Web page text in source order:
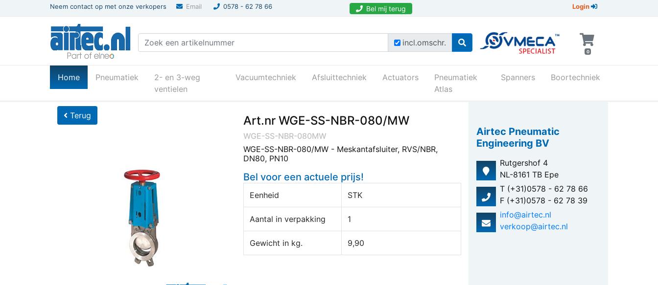
Neem contact op met onze verkopers Email 0578 - 62 78 66 Bel mij terug Login
incl.omschr.
0
Home(current)Pneumatiek
2- en 3-weg
ventielen
Vacuumtechniek Afsluittechniek Actuators
Pneumatiek
Atlas
Spanners Boortechniek
Terug Art.nr WGE-SS-NBR-080/MW
WGE-SS-NBR-080MW
WGE-SS-NBR-080/MW - Meskantafsluiter, RVS/NBR,
DN80, PN10
Bel voor een actuele prijs!
Eenheid STK
Aantal in verpakking 1
Gewicht in kg. 9,90
Airtec Pneumatic
Engineering BV
Rutgershof 4
NL-8161 TB Epe
T (+31)0578 - 62 78 66
F (+31)0578 - 62 78 39
info@airtec.nl
verkoop@airtec.nl